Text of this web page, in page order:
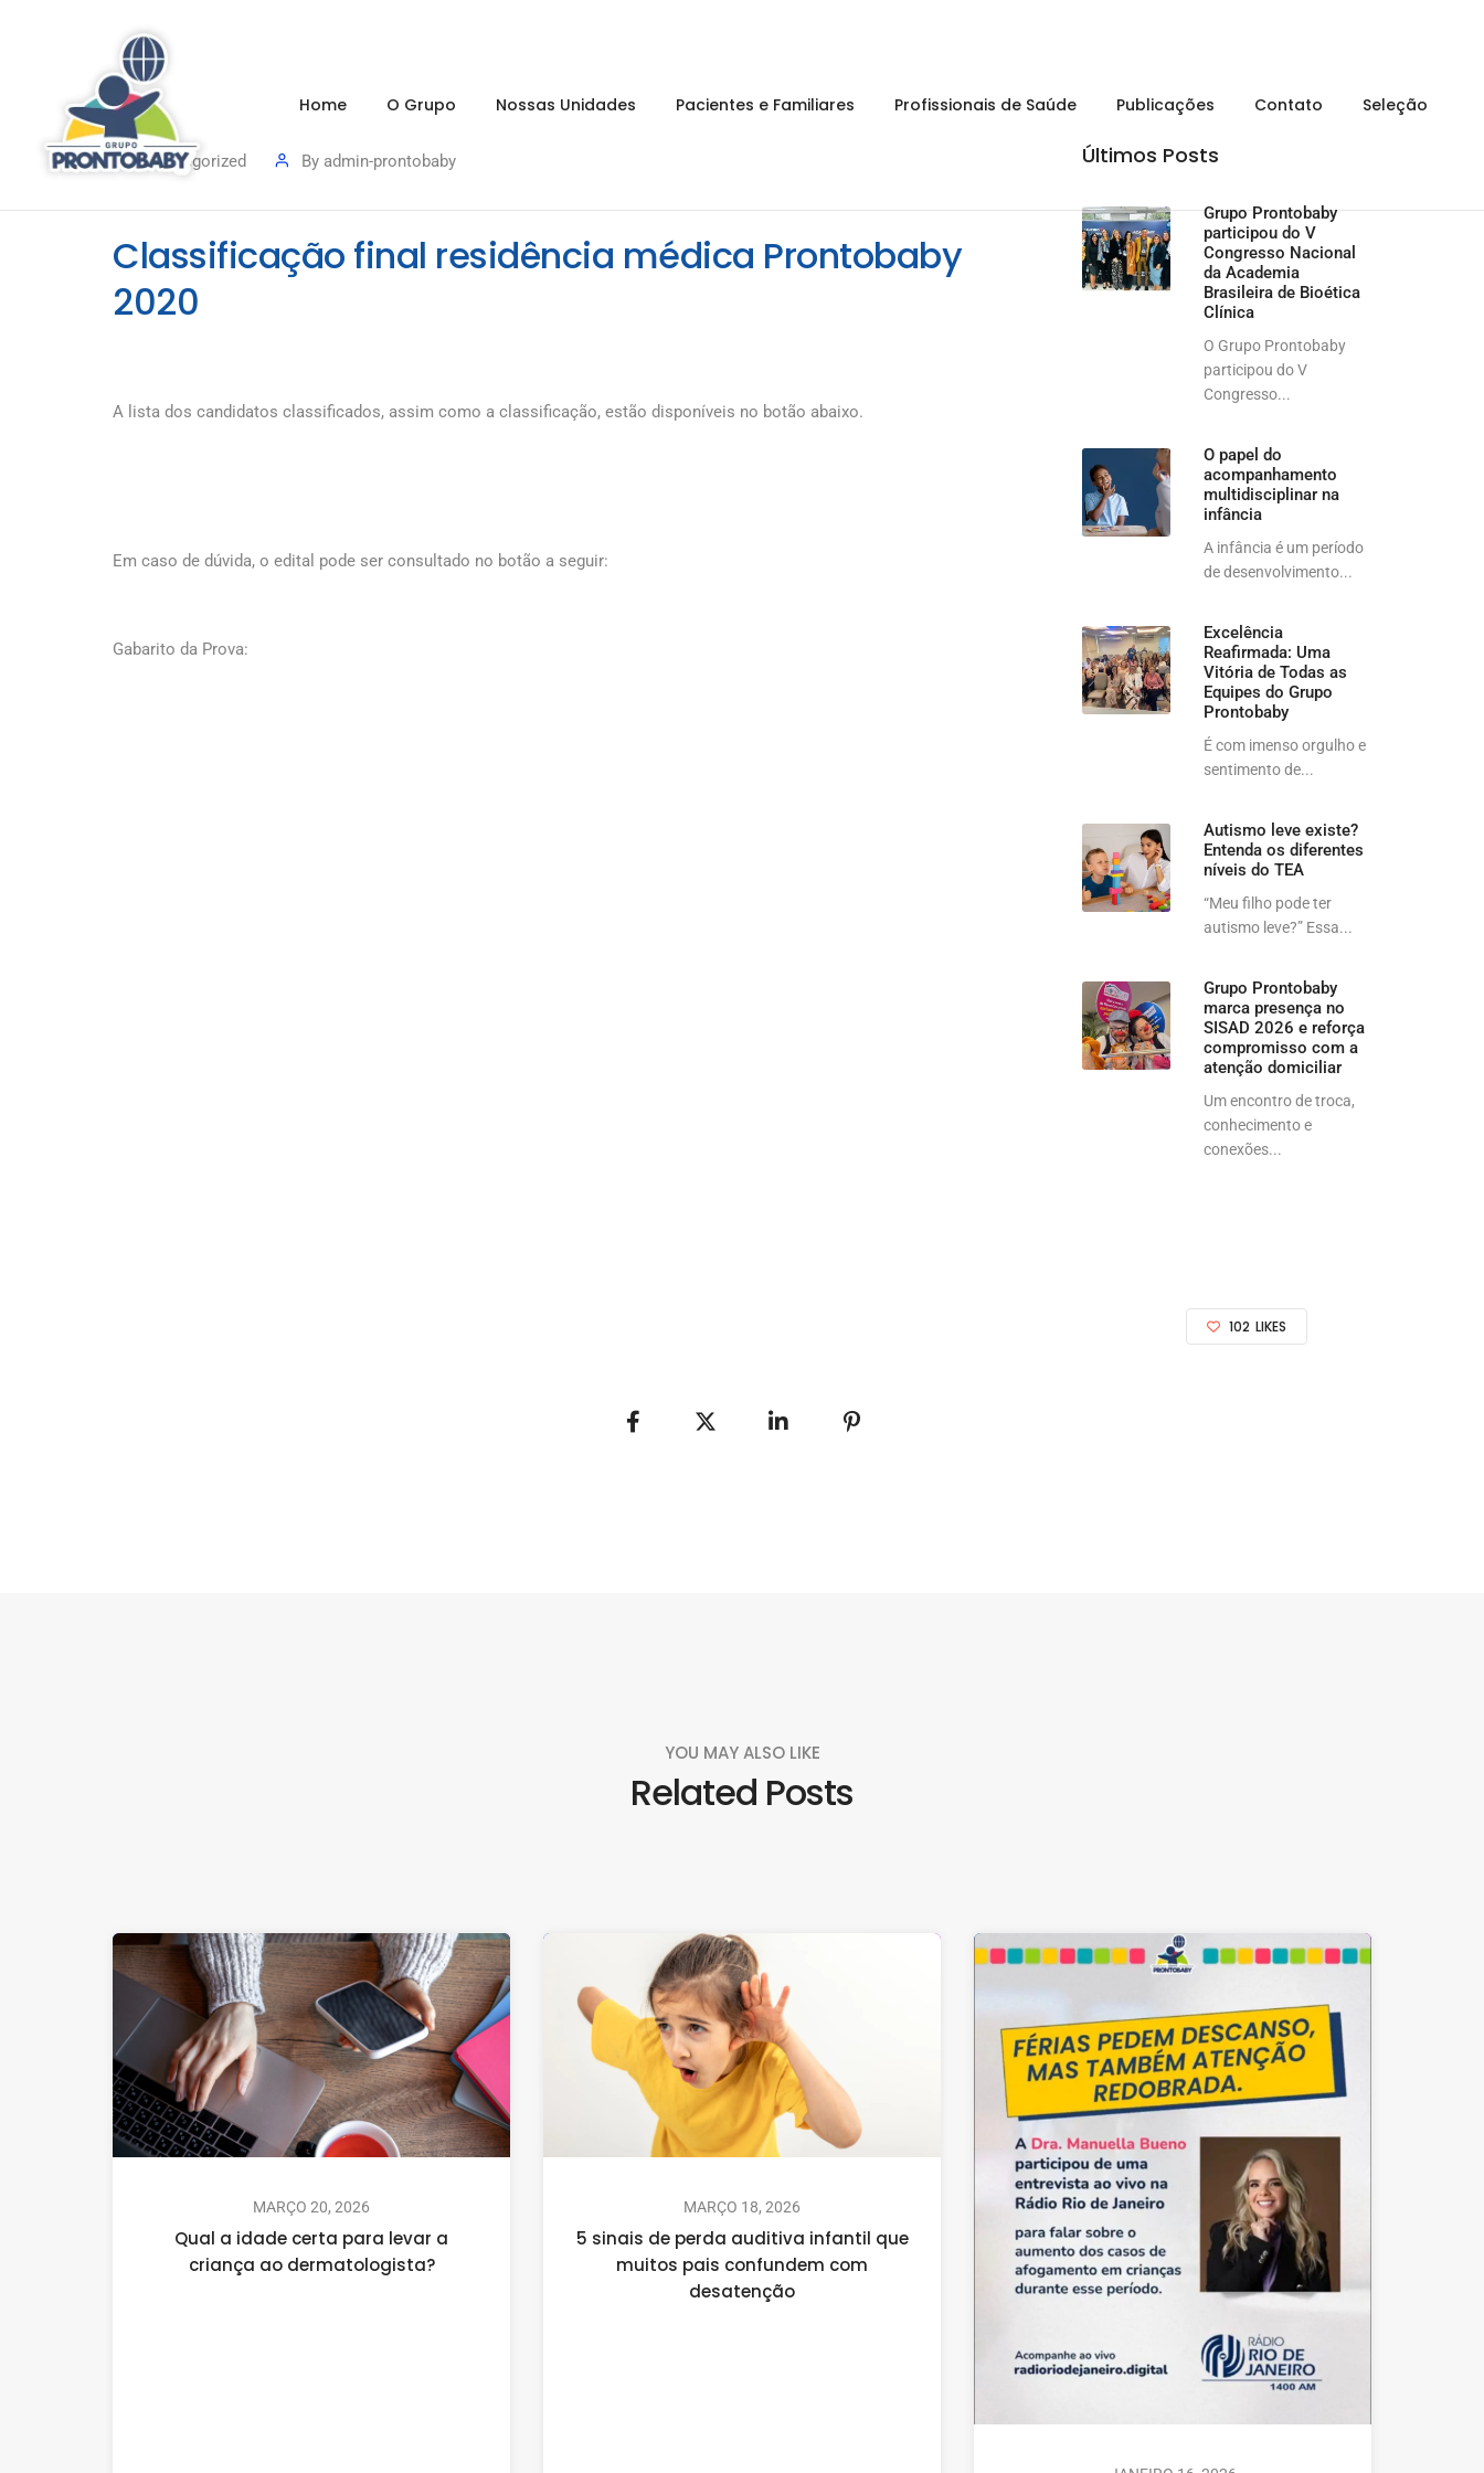
Home O Grupo Nossas Unidades Pacientes e Familiares Profissionais de Saúde Publicações Contato Seleção
Uncategorized By admin-prontobaby
Classificação final residência médica Prontobaby
2020
A lista dos candidatos classificados, assim como a classificação, estão disponíveis no botão abaixo.
Em caso de dúvida, o edital pode ser consultado no botão a seguir:
Gabarito da Prova:
Últimos Posts
Grupo Prontobaby
participou do V
Congresso Nacional
da Academia
Brasileira de Bioética
Clínica
O Grupo Prontobaby
participou do V
Congresso...
O papel do
acompanhamento
multidisciplinar na
infância
A infância é um período
de desenvolvimento...
Excelência
Reafirmada: Uma
Vitória de Todas as
Equipes do Grupo
Prontobaby
É com imenso orgulho e
sentimento de...
Autismo leve existe?
Entenda os diferentes
níveis do TEA
“Meu filho pode ter
autismo leve?” Essa...
Grupo Prontobaby
marca presença no
SISAD 2026 e reforça
compromisso com a
atenção domiciliar
Um encontro de troca,
conhecimento e
conexões...
102 LIKES
YOU MAY ALSO LIKE
Related Posts
MARÇO 20, 2026
Qual a idade certa para levar a
criança ao dermatologista?
MARÇO 18, 2026
5 sinais de perda auditiva infantil que
muitos pais confundem com
desatenção